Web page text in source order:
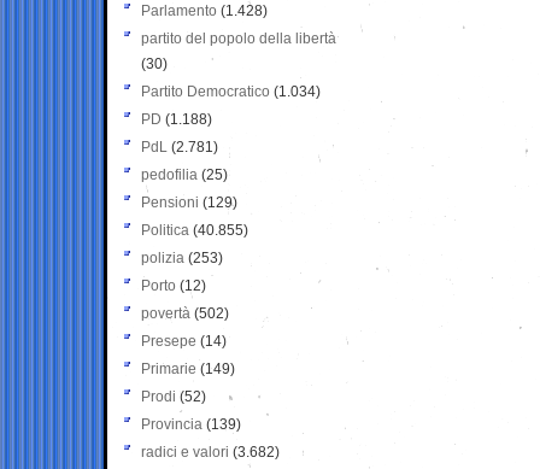
Parlamento (1.428)
partito del popolo della libertà
(30)
Partito Democratico (1.034)
PD (1.188)
PdL (2.781)
pedofilia (25)
Pensioni (129)
Politica (40.855)
polizia (253)
Porto (12)
povertà (502)
Presepe (14)
Primarie (149)
Prodi (52)
Provincia (139)
radici e valori (3.682)